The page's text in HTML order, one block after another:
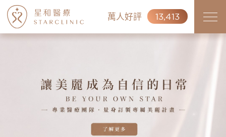
萬人好評 13,413